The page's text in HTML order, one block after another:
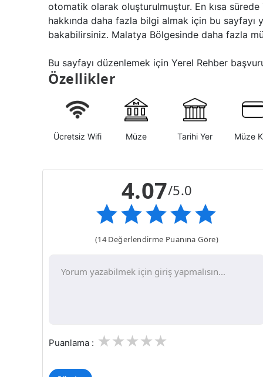
otomatik olarak oluşturulmuştur. En kısa
hakkında daha fazla bilgi almak için bu
bakabilirsiniz. Malatya Bölgesinde daha fazla
Bu sayfayı düzenlemek için Yerel Rehber
Özellikler
Ücretsiz Wifi Müze Tarihi Yer Müze
4.07/5.0
(14 Değerlendirme Puanına Göre)
Puanlama : 3
2
1